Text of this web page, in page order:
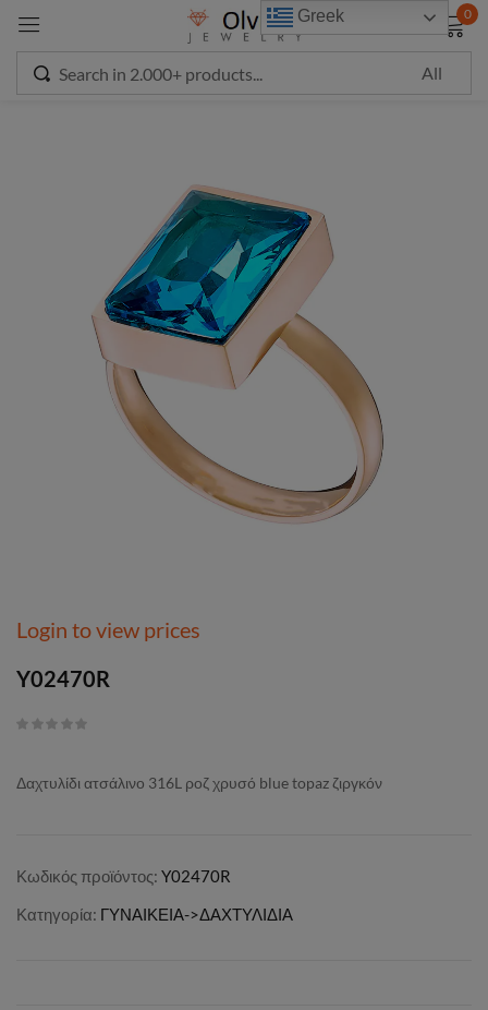
0
Login to view prices
Y02470R
Δαχτυλίδι ατσάλινο 316L ροζ χρυσό blue topaz ζιργκόν
Κωδικός προϊόντος: Y02470R
Κατηγορία: ΓΥΝΑΙΚΕΙΑ->ΔΑΧΤΥΛΙΔΙΑ
Greek
Sign in
Remember me Lost password?
LOG IN
CREATE AN ACCOUNT
modal-check